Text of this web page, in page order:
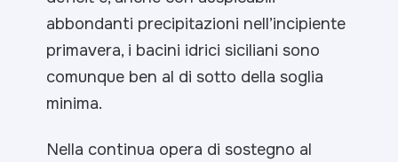
abbondanti precipitazioni nell’incipiente
primavera, i bacini idrici siciliani sono
comunque ben al di sotto della soglia
minima.
Nella continua opera di sostegno al